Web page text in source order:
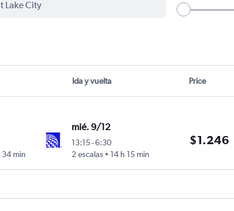
Ida y vuelta Price
34 min
mié. 9/12
13:15-6:30
2 escalas
14 h 15 min
$1.246